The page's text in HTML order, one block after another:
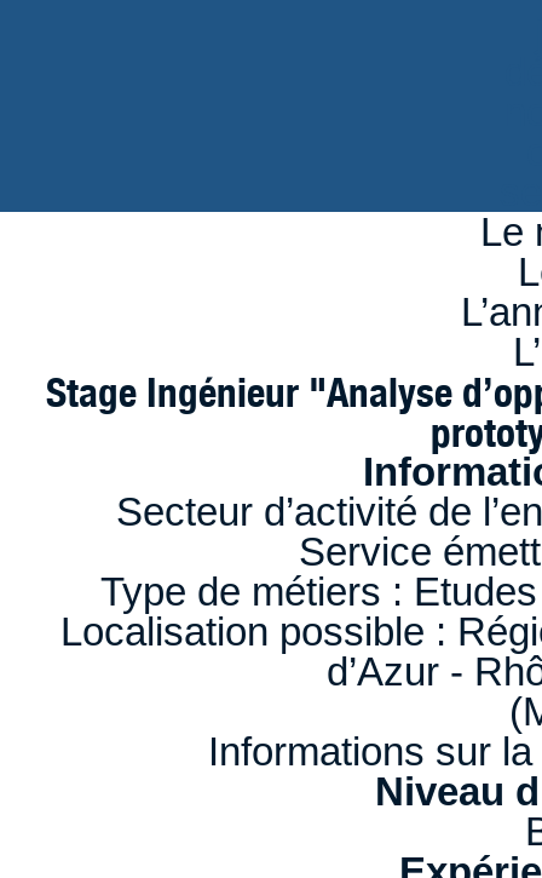
Le
Stage Ingénieur "Analyse
Secteur d’activité de
Service
Type de métiers :
Localisation possible :
d’Azur -
Informations sur
Niveau